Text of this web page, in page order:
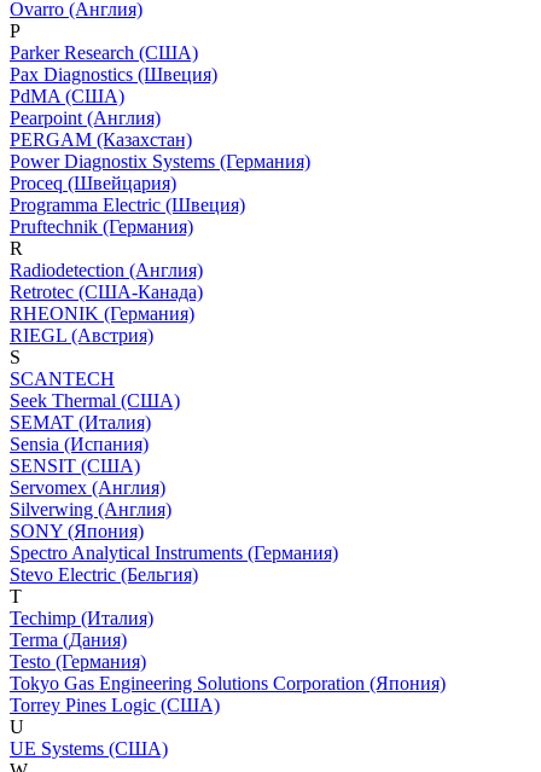
Ovarro (Англия)
P
Parker Research (США)
Pax Diagnostics (Швеция)
PdMA (США)
Pearpoint (Англия)
PERGAM (Казахстан)
Power Diagnostix Systems (Германия)
Proceq (Швейцария)
Programma Electric (Швеция)
Pruftechnik (Германия)
R
Radiodetection (Англия)
Retrotec (США-Канада)
RHEONIK (Германия)
RIEGL (Австрия)
S
SCANTECH
Seek Thermal (США)
SEMAT (Италия)
Sensia (Испания)
SENSIT (США)
Servomex (Англия)
Silverwing (Англия)
SONY (Япония)
Spectro Analytical Instruments (Германия)
Stevo Electric (Бельгия)
T
Techimp (Италия)
Terma (Дания)
Testo (Германия)
Tokyo Gas Engineering Solutions Corporation (Япония)
Torrey Pines Logic (США)
U
UE Systems (США)